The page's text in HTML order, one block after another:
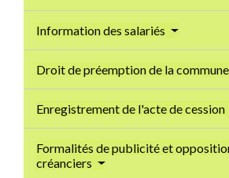
Information des salariés
Droit de préemption de la commune
Enregistrement de l'acte de cession
Formalités de publicité et
créanciers